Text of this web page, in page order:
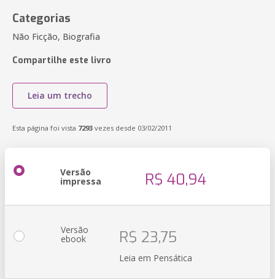
Categorias
Não Ficção, Biografia
Compartilhe este livro
Leia um trecho
Esta página foi vista 7293 vezes desde 03/02/2011
Versão
impressa R$ 40,94
Versão
ebook R$ 23,75
Leia em Pensática